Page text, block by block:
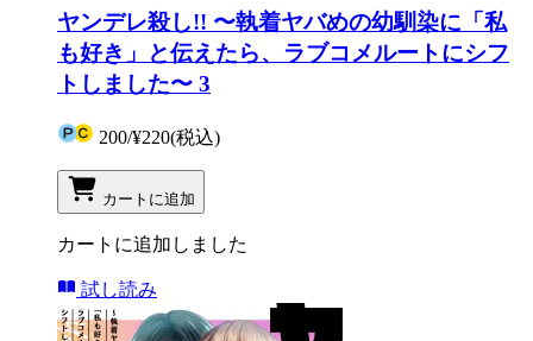
ヤンデレ殺し!! 〜執着ヤバめの幼馴染に「私
も好き」と伝えたら、ラブコメルートにシフ
トしました〜 3
200/¥220(税込)
カートに追加
カートに追加しました
試し読み